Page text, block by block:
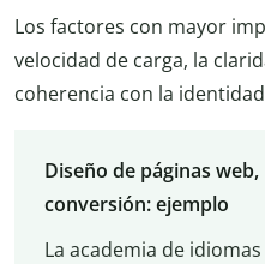
Los factores con mayor
velocidad de carga, la
coherencia con la
Diseño de páginas
conversión: ejemplo
La academia de